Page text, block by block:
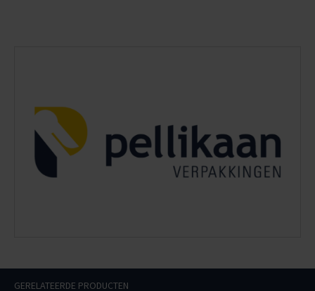
GERELATEERDE PRODUCTEN